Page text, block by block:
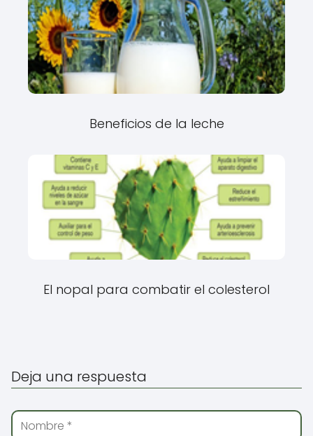
Beneficios de la leche
El nopal para combatir el colesterol
Deja una respuesta